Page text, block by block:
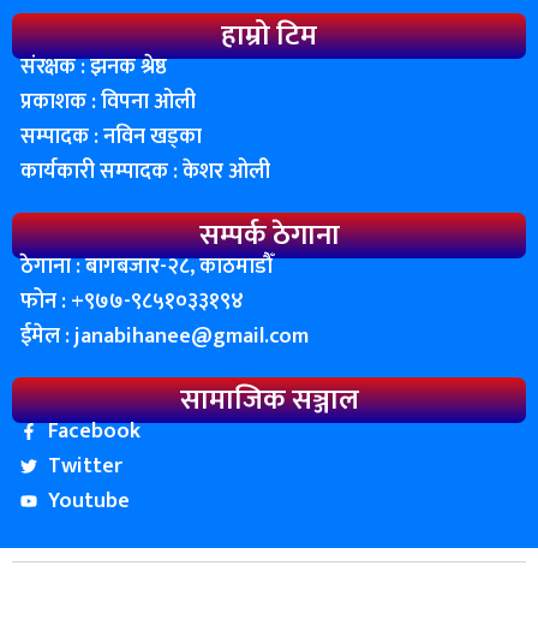
हाम्रो टिम
संरक्षक : झनक श्रेष्ठ
प्रकाशक : विपना ओली
सम्पादक : नविन खड्का
कार्यकारी सम्पादक : केशर ओली
सम्पर्क ठेगाना
ठेगाना : बागबजार-२८, काठमाडाैँ
फोन : ‌+९७७-९८५१०३३१९४
ईमेल :janabihanee@gmail.com
सामाजिक सञ्जाल
Facebook
Twitter
Youtube